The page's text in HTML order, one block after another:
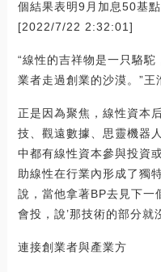
個結果表明9月加息50基
[2022/7/22 2:32:01]
“線性的吉祥物是一只駱
業者走過創業的沙漠。”王
正是因為聚焦，線性資本
技、觀遠數據、思靈機器
中都有線性資本參與投資
助線性在行業內形成了獨
說，當他拿著BP去見下一
會投，說’那技術的部分就
連接創業者與產業方